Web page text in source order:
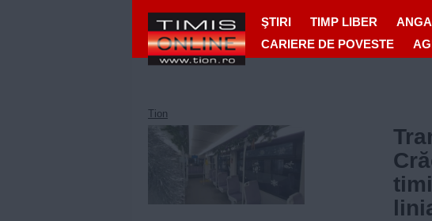
ŞTIRI TIMP LIBER
CARIERE DE POVESTE
Tion